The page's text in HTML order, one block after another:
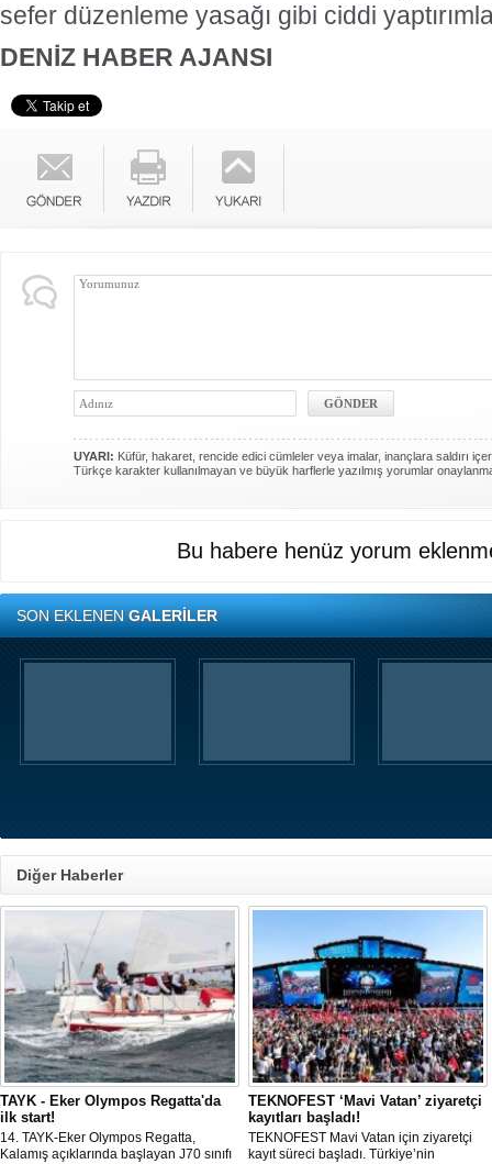
sefer düzenleme yasağı gibi ciddi
DENİZ HABER AJANSI
UYARI: Küfür, hakaret, rencide edici cümleler veya imalar, inançlara saldırı
Türkçe karakter kullanılmayan ve büyük harflerle yazılmış yorumlar
Bu habere henüz yorum
SON EKLENENGALERİLER
Diğer Haberler
TAYK - Eker Olympos Regatta'da
ilk start!
14. TAYK-Eker Olympos Regatta,
Kalamış açıklarında başlayan J70 sınıfı
TEKNOFEST ‘Mavi Vatan’ ziyaretçi
kayıtları başladı!
TEKNOFEST Mavi Vatan için ziyaretçi
kayıt süreci başladı. Türkiye’nin